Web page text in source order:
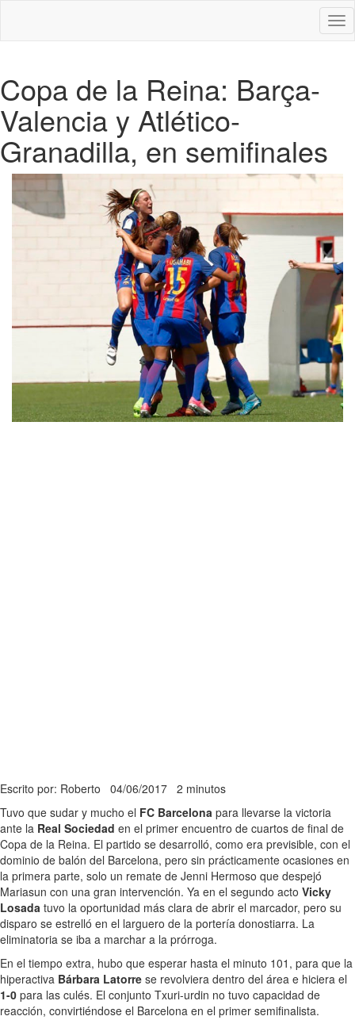
Copa de la Reina: Barça-
Valencia y Atlético-
Granadilla, en semifinales
Escrito por: Roberto 04/06/2017 2 minutos
Tuvo que sudar y mucho el FC Barcelona para llevarse la victoria
ante la Real Sociedad en el primer encuentro de cuartos de final de
Copa de la Reina. El partido se desarrolló, como era previsible, con el
dominio de balón del Barcelona, pero sin prácticamente ocasiones en
la primera parte, solo un remate de Jenni Hermoso que despejó
Mariasun con una gran intervención. Ya en el segundo acto Vicky
Losada tuvo la oportunidad más clara de abrir el marcador, pero su
disparo se estrelló en el larguero de la portería donostiarra. La
eliminatoria se iba a marchar a la prórroga.
En el tiempo extra, hubo que esperar hasta el minuto 101, para que la
hiperactiva Bárbara Latorre se revolviera dentro del área e hiciera el
1-0 para las culés. El conjunto Txuri-urdin no tuvo capacidad de
reacción, convirtiéndose el Barcelona en el primer semifinalista.